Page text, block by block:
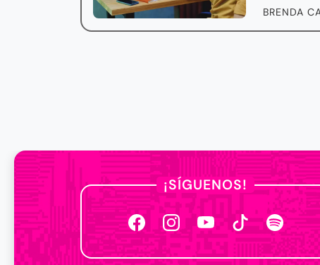
BRENDA
¡SÍGUENOS!